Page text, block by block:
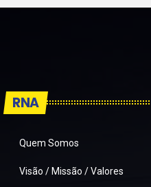
RNA
Quem Somos
Visão / Missão / Valores